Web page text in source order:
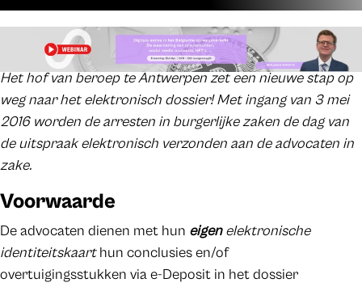
Het hof van beroep te Antwerpen zet een nieuwe stap op
weg naar het elektronisch dossier! Met ingang van 3 mei
2016 worden de arresten in burgerlijke zaken de dag van
de uitspraak elektronisch verzonden aan de advocaten in
zake.
Voorwaarde
De advocaten dienen met hun eigenelektronische
identiteitskaarthun conclusies en/of
overtuigingsstukken via e-Deposit in het dossier